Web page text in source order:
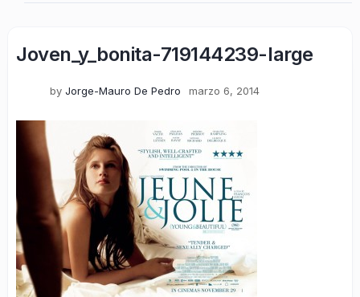
Joven_y_bonita-719144239-large
by Jorge-Mauro De Pedro marzo 6, 2014